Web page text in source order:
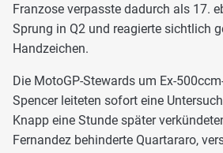
Franzose verpasste dadurch als 17.
Sprung in Q2 und reagierte sichtlich
Handzeichen.
Die MotoGP-Stewards um Ex-
Spencer leiteten sofort eine
Knapp eine Stunde später
Fernandez behinderte Quartararo,